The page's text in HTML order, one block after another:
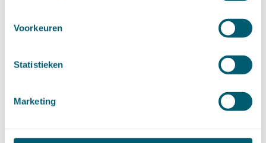
Voorkeuren
Statistieken
Marketing
maart (17)
►
2023 (177)
oktober (17)
augustus (9)